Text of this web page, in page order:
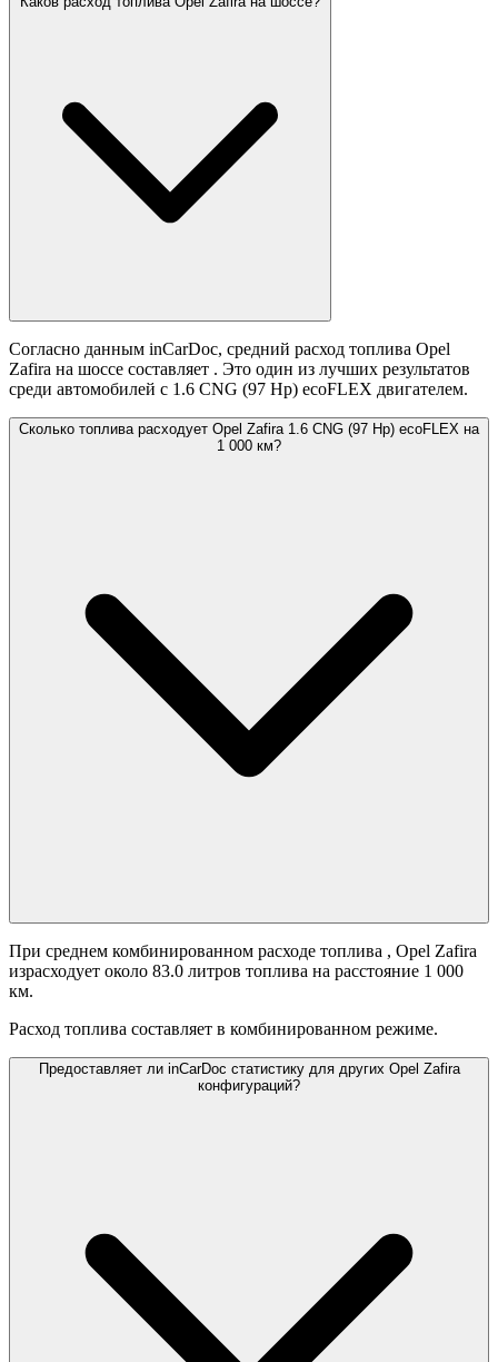
Согласно данным inCarDoc, средний расход топлива Opel
Zafira на шоссе составляет . Это один из лучших результатов
среди автомобилей с 1.6 CNG (97 Hp) ecoFLEX двигателем.
Сколько топлива расходует Opel Zafira 1.6 CNG (97 Hp) ecoFLEX на
1 000 км?
При среднем комбинированном расходе топлива , Opel Zafira
израсходует около 83.0 литров топлива на расстояние 1 000
км.
Расход топлива составляет в комбинированном режиме.
Предоставляет ли inCarDoc статистику для других Opel Zafira
конфигураций?